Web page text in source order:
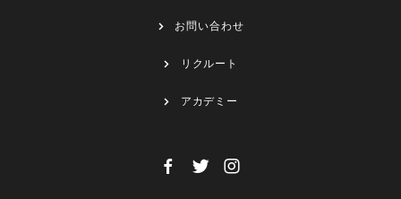
お問い合わせ
リクルート
アカデミー